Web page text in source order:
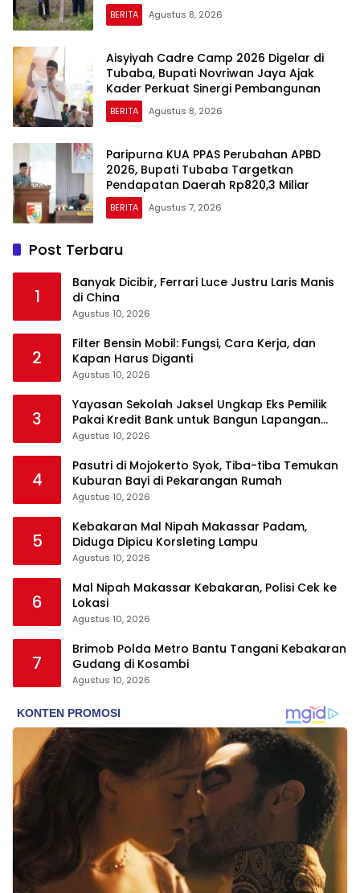
BERITA Agustus 8, 2026
Aisyiyah Cadre Camp 2026 Digelar di
Tubaba, Bupati Novriwan Jaya Ajak
Kader Perkuat Sinergi Pembangunan
BERITA Agustus 8, 2026
Paripurna KUA PPAS Perubahan APBD
2026, Bupati Tubaba Targetkan
Pendapatan Daerah Rp820,3 Miliar
BERITA Agustus 7, 2026
Post Terbaru
1
Banyak Dicibir, Ferrari Luce Justru Laris Manis
di China
Agustus 10, 2026
2
Filter Bensin Mobil: Fungsi, Cara Kerja, dan
Kapan Harus Diganti
Agustus 10, 2026
3
Yayasan Sekolah Jaksel Ungkap Eks Pemilik
Pakai Kredit Bank untuk Bangun Lapangan
Padel
Agustus 10, 2026
4
Pasutri di Mojokerto Syok, Tiba-tiba Temukan
Kuburan Bayi di Pekarangan Rumah
Agustus 10, 2026
5
Kebakaran Mal Nipah Makassar Padam,
Diduga Dipicu Korsleting Lampu
Agustus 10, 2026
6
Mal Nipah Makassar Kebakaran, Polisi Cek ke
Lokasi
Agustus 10, 2026
7
Brimob Polda Metro Bantu Tangani Kebakaran
Gudang di Kosambi
Agustus 10, 2026